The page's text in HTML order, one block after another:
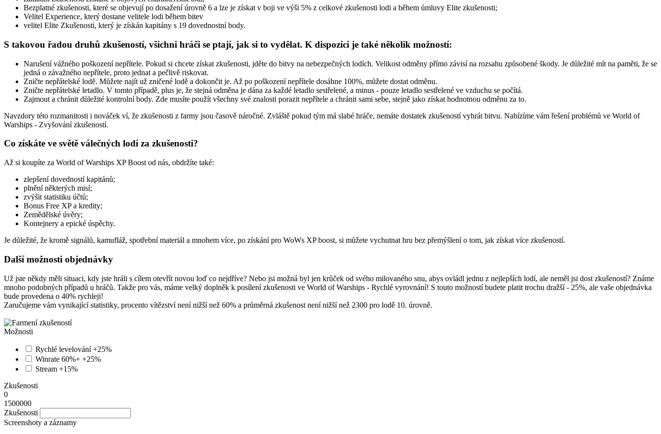
Bezplatné zkušenosti, které se objevují po dosažení úrovně 6 a lze je získat v boji ve výši 5% z celkové zkušenosti lodi a během úmluvy Elite zkušenosti;
Velitel Experience, který dostane velitele lodi během bitev
velitel Elite Zkušenosti, který je získán kapitány s 19 dovednostní body.
S takovou řadou druhů zkušeností, všichni hráči se ptají, jak si to vydělat. K dispozici je také několik možností:
Narušení vážného poškození nepřítele. Pokud si chcete získat zkušenosti, jděte do bitvy na nebezpečných lodích. Velikost odměny přímo závisí na rozsahu způsobené škody. Je důležité mít na paměti, že se
jedná o závažného nepřítele, proto jednat a pečlivě riskovat.
Zničte nepřátelské lodě. Můžete najít už zničené lodě a dokončit je. Až po poškození nepřítele dosáhne 100%, můžete dostat odměnu.
Zničte nepřátelské letadlo. V tomto případě, plus je, že stejná odměna je dána za každé letadlo sestřelené, a minus - pouze letadlo sestřelené ve vzduchu se počítá.
Zajmout a chránit důležité kontrolní body. Zde musíte použít všechny své znalosti porazit nepřítele a chránit sami sebe, stejně jako získat hodnotnou odměnu za to.
Navzdory této rozmanitosti i nováček ví, že zkušenosti z farmy jsou časově náročné. Zvláště pokud tým má slabé hráče, nemáte dostatek zkušeností vyhrát bitvu. Nabízíme vám řešení problémů ve World of
Warships - Zvyšování zkušeností.
Co získáte ve světě válečných lodí za zkušenosti?
Až si koupíte za World of Warships XP Boost od nás, obdržíte také:
zlepšení dovedností kapitánů;
plnění některých misí;
zvýšit statistiku účtů;
Bonus Free XP a kredity;
Zemědělské úvěry;
Kontejnery a epické úspěchy.
Je důležité, že kromě signálů, kamufláž, spotřební materiál a mnohem více, po získání pro WoWs XP boost, si můžete vychutnat hru bez přemýšlení o tom, jak získat více zkušeností.
Další možnosti objednávky
Už jste někdy měli situaci, kdy jste hráli s cílem otevřít novou loď co nejdříve? Nebo jsi možná byl jen krůček od svého milovaného snu, abys ovládl jednu z nejlepších lodí, ale neměl jsi dost zkušeností? Známe
mnoho podobných případů u hráčů. Takže pro vás, máme velký doplněk k posílení zkušenosti ve World of Warships - Rychlé vyrovnání! S touto možností budete platit trochu dražší - 25%, ale vaše objednávka
bude provedena o 40% rychleji!
Zaručujeme vám vynikající statistiky, procento vítězství není nižší než 60% a průměrná zkušenost není nižší než 2300 pro lodě 10. úrovně.
Možnosti
Rychlé levelování +25%
Winrate 60%+ +25%
Stream +15%
Zkušenosti
0
1500000
Zkušenosti
Screenshoty a záznamy